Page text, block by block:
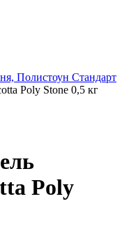
Полистоун Стандарт
Poly Stone 0,5 кг
Poly